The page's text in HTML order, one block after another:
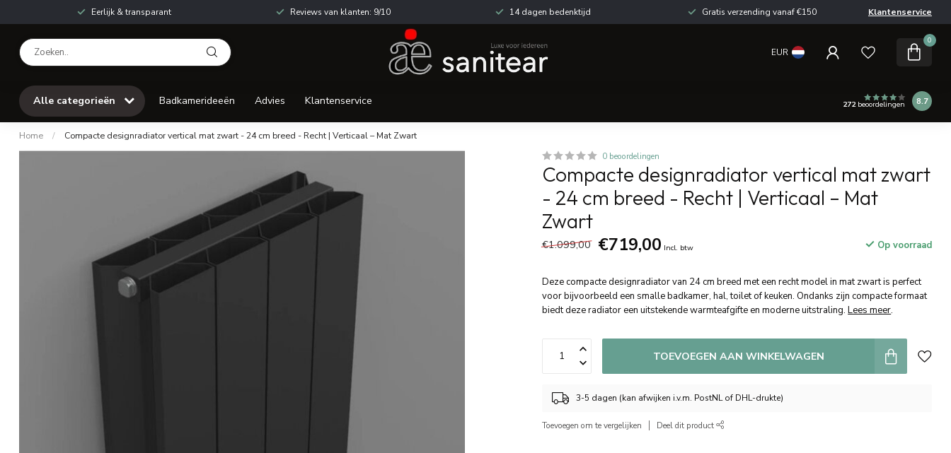
Eerlijk & transparant Reviews van klanten: 9/10 14 dagen bedenktijd Gratis verzending vanaf €150 Klantenservice
EUR
0
Alle categorieën Badkamerideeën Advies Klantenservice 272beoordelingen 8.7
Home /
Compacte designradiator vertical mat zwart - 24 cm breed - Recht | Verticaal – Mat Zwart
0 beoordelingen
Compacte designradiator vertical mat zwart
- 24 cm breed - Recht | Verticaal – Mat
Zwart
€1.099,00 €719,00 Incl. btw Op voorraad
Deze compacte designradiator van 24 cm breed met een recht model in mat zwart is perfect
voor bijvoorbeeld een smalle badkamer, hal, toilet of keuken. Ondanks zijn compacte formaat
biedt deze radiator een uitstekende warmteafgifte en moderne uitstraling.Lees meer.
TOEVOEGEN AAN WINKELWAGEN
3-5 dagen (kan afwijken i.v.m. PostNL of DHL-drukte)
Toevoegen om te vergelijken Deel dit product